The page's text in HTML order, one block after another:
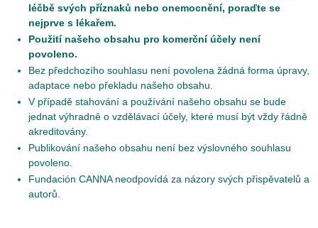
léčbě svých příznaků nebo onemocnění, poraďte se
nejprve s lékařem.
Použití našeho obsahu pro komerční účely není
povoleno.
Bez předchozího souhlasu není povolena žádná forma úpravy,
adaptace nebo překladu našeho obsahu.
V případě stahování a používání našeho obsahu se bude
jednat výhradně o vzdělávací účely, které musí být vždy řádně
akreditovány.
Publikování našeho obsahu není bez výslovného souhlasu
povoleno.
Fundación CANNA neodpovídá za názory svých přispěvatelů a
autorů.